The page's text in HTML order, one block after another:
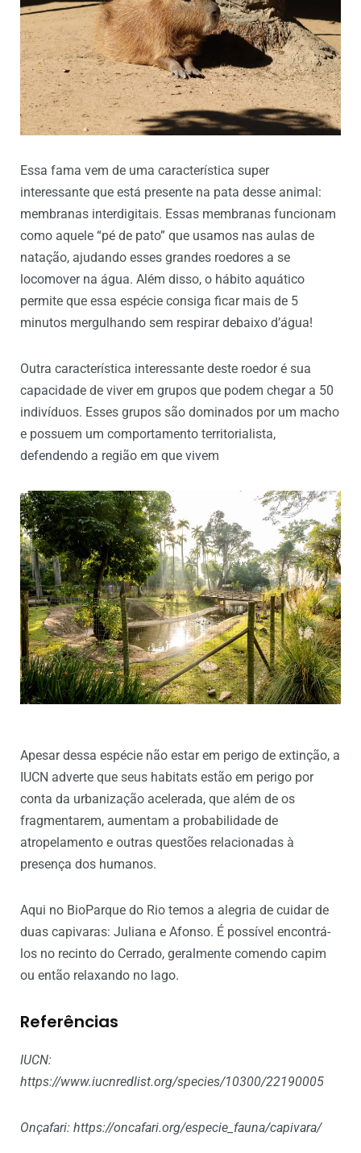
Essa fama vem de uma característica super
interessante que está presente na pata desse animal:
membranas interdigitais. Essas membranas funcionam
como aquele “pé de pato” que usamos nas aulas de
natação, ajudando esses grandes roedores a se
locomover na água. Além disso, o hábito aquático
permite que essa espécie consiga ficar mais de 5
minutos mergulhando sem respirar debaixo d’água!
Outra característica interessante deste roedor é sua
capacidade de viver em grupos que podem chegar a 50
indivíduos. Esses grupos são dominados por um macho
e possuem um comportamento territorialista,
defendendo a região em que vivem
Apesar dessa espécie não estar em perigo de extinção, a
IUCN adverte que seus habitats estão em perigo por
conta da urbanização acelerada, que além de os
fragmentarem, aumentam a probabilidade de
atropelamento e outras questões relacionadas à
presença dos humanos.
Aqui no BioParque do Rio temos a alegria de cuidar de
duas capivaras: Juliana e Afonso. É possível encontrá-
los no recinto do Cerrado, geralmente comendo capim
ou então relaxando no lago.
Referências
IUCN:
https://www.iucnredlist.org/species/10300/22190005
Onçafari: https://oncafari.org/especie_fauna/capivara/